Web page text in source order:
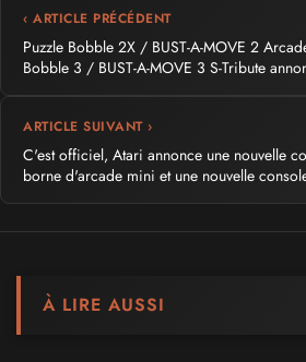
‹ ARTICLE PRÉCÉDENT
Puzzle Bobble 2X / BUST-A-MOVE 2
Bobble 3 / BUST-A-MOVE 3 S-Tribute
ARTICLE SUIVANT ›
C'est officiel, Atari annonce une nouvelle
borne d'arcade mini et une nouvelle
À LIRE AUSSI